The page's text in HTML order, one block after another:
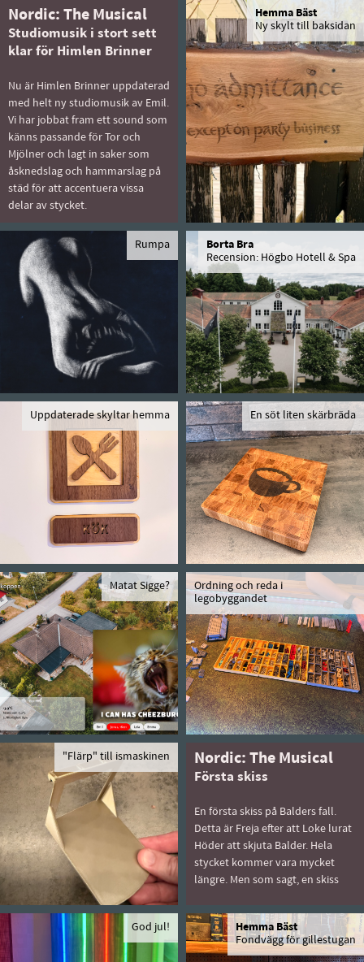
Nordic: The Musical
Studiomusik i stort sett
klar för Himlen Brinner
Nu är Himlen Brinner uppdaterad
med helt ny studiomusik av Emil.
Vi har jobbat fram ett sound som
känns passande för Tor och
Mjölner och lagt in saker som
åsknedslag och hammarslag på
städ för att accentuera vissa
delar av stycket.
Hemma Bäst
Ny skylt till baksidan
Rumpa
Borta Bra
Recension: Högbo Hotell & Spa
Uppdaterade skyltar hemma En söt liten skärbräda
Matat Sigge?
Ordning och reda i
legobyggandet
"Flärp" till ismaskinen Nordic: The Musical
Första skiss
En första skiss på Balders fall.
Detta är Freja efter att Loke lurat
Höder att skjuta Balder. Hela
stycket kommer vara mycket
längre. Men som sagt, en skiss
God jul!
Hemma Bäst
Fondvägg för gillestugan